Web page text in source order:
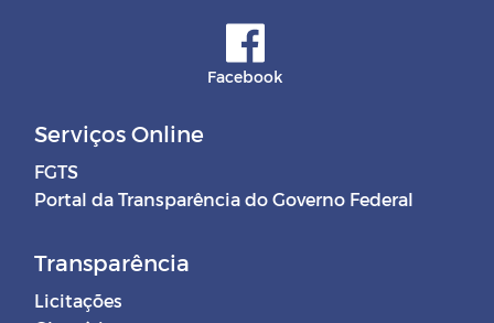
Facebook
Serviços Online
FGTS
Portal da Transparência do Governo Federal
Transparência
Licitações